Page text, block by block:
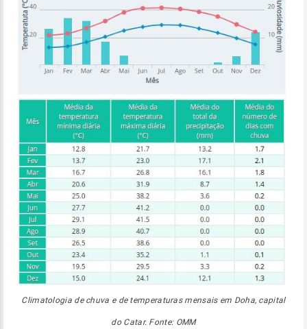
Climatologia de chuva e de temperaturas mensais em Doha, capital
do Catar. Fonte: OMM